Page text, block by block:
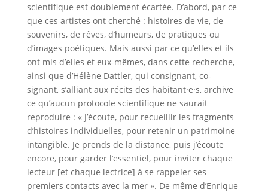
scientifique est doublement écartée. D’abord, par ce
que ces artistes ont cherché : histoires de vie, de
souvenirs, de rêves, d’humeurs, de pratiques ou
d’images poétiques. Mais aussi par ce qu’elles et ils
ont mis d’elles et eux-mêmes, dans cette recherche,
ainsi que d’Hélène Dattler, qui consignant, co-
signant, s’alliant aux récits des habitant·e·s, archive
ce qu’aucun protocole scientifique ne saurait
reproduire : « J’écoute, pour recueillir les fragments
d’histoires individuelles, pour retenir un patrimoine
intangible. Je prends de la distance, puis j’écoute
encore, pour garder l’essentiel, pour inviter chaque
lecteur [et chaque lectrice] à se rappeler ses
premiers contacts avec la mer ». De même d’Enrique